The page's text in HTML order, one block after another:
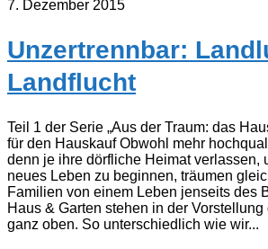
7. Dezember 2015
Unzertrennbar:
Landflucht
Teil 1 der Serie „Aus der Traum: das
für den Hauskauf Obwohl mehr
denn je ihre dörfliche Heimat verlassen,
neues Leben zu beginnen, träumen
Familien von einem Leben jenseits des
Haus & Garten stehen in der
ganz oben. So unterschiedlich wie wir...